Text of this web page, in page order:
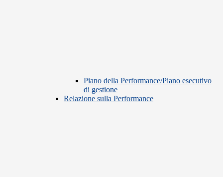
Piano della Performance/Piano esecutivo
di gestione
Relazione sulla Performance